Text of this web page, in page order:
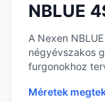
NBLUE
A Nexen
négyévszakos
furgonokhoz
Méretek